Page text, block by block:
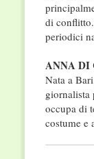
di
periodici
ANNA DI
Nata a
giornalista
occupa di
costume e